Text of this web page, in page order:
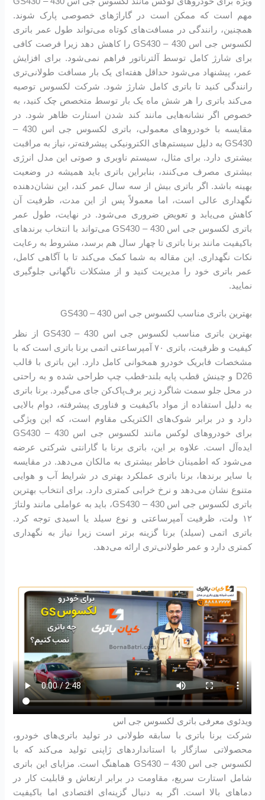
مهم است که ممکن است در گاراژهای خصوصی پارک شوند.
همچنین، رانندگی در مسافت‌های کوتاه می‌تواند طول عمر باتری
لکسوس جی اس 430 – GS430 را کاهش دهد زیرا فرصت کافی
برای شارژ کامل توسط آلترناتور فراهم نمی‌شود. برای افزایش
عمر، پیشنهاد می‌شود حداقل هفته‌ای یک بار مسافت طولانی‌تری
رانندگی کنید تا باتری کامل شارژ شود. شرکت لکسوس توصیه
می‌کند باتری را هر شش ماه یک بار توسط متخصص چک کنید، به
خصوص اگر نشانه‌هایی مانند کند شدن استارت ظاهر شود. در
مقایسه با خودروهای معمولی، باتری لکسوس جی اس 430 –
GS430 به دلیل سیستم‌های الکترونیکی پیشرفته‌تر، نیاز به مراقبت
بیشتری دارد. برای مثال، سیستم ناوبری و صوتی این مدل انرژی
بیشتری مصرف می‌کنند، بنابراین باتری باید همیشه در وضعیت
بهینه باشد. اگر باتری بیش از سه سال عمر کند، این نشان‌دهنده
نگهداری عالی است، اما معمولاً پس از این مدت، ظرفیت آن
کاهش می‌یابد و تعویض ضروری می‌شود. در نهایت، طول عمر
باتری لکسوس جی اس 430 – GS430 می‌تواند با انتخاب برندهای
باکیفیت مانند برنا باتری تا چهار سال هم برسد، مشروط به رعایت
نکات نگهداری. این مقاله به شما کمک می‌کند تا با آگاهی کامل،
عمر باتری خود را مدیریت کنید و از مشکلات ناگهانی جلوگیری
نمایید.
بهترین باتری مناسب لکسوس جی اس 430 – GS430
بهترین باتری مناسب لکسوس جی اس 430 – GS430 از نظر
کیفیت و ظرفیت، باتری ۷۰ آمپرساعتی اتمی برنا باتری است که با
مشخصات فابریک خودرو همخوانی کامل دارد. این باتری با قالب
D26 و چینش قطب پایه بلند-قطب چپ طراحی شده و به راحتی
در محل جلو سمت شاگرد زیر برف‌پاک‌کن جای می‌گیرد. برنا باتری
به دلیل استفاده از مواد باکیفیت و فناوری پیشرفته، دوام بالایی
دارد و در برابر شوک‌های الکتریکی مقاوم است، که این ویژگی
برای خودروهای لوکس مانند لکسوس جی اس 430 – GS430
ایده‌آل است. علاوه بر این، باتری برنا با گارانتی شرکتی عرضه
می‌شود که اطمینان خاطر بیشتری به مالکان می‌دهد. در مقایسه
با سایر برندها، برنا باتری عملکرد بهتری در شرایط آب و هوایی
متنوع نشان می‌دهد و نرخ خرابی کمتری دارد. برای انتخاب بهترین
باتری لکسوس جی اس 430 – GS430، باید به عواملی مانند ولتاژ
۱۲ ولت، ظرفیت آمپرساعتی و نوع سیلد یا اسیدی توجه کرد.
باتری اتمی (سیلد) برنا گزینه برتر است زیرا نیاز به نگهداری
کمتری دارد و عمر طولانی‌تری ارائه می‌دهد.
ویدئوی معرفی باتری لکسوس جی اس
شرکت برنا باتری با سابقه طولانی در تولید باتری‌های خودرو،
محصولاتی سازگار با استانداردهای ژاپنی تولید می‌کند که با
لکسوس جی اس 430 – GS430 هماهنگ است. مزایای این باتری
شامل استارت سریع، مقاومت در برابر ارتعاش و قابلیت کار در
دماهای بالا است. اگر به دنبال گزینه‌ای اقتصادی اما باکیفیت